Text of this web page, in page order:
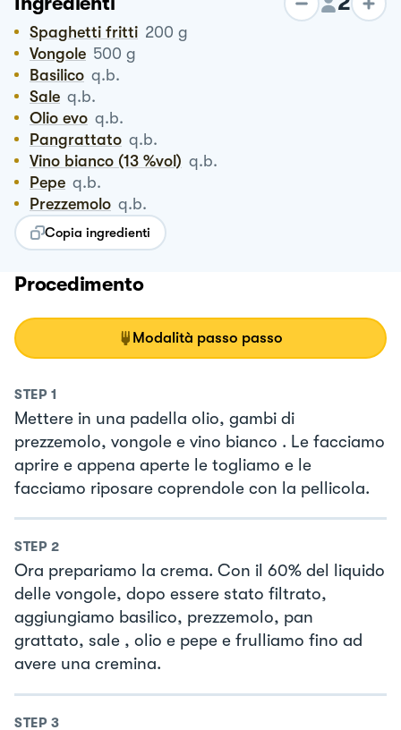
Spaghetti fritti 200 g
Vongole 500 g
Basilico q.b.
Sale q.b.
Olio evo q.b.
Pangrattato q.b.
Vino bianco (13 %vol) q.b.
Pepe q.b.
Prezzemolo q.b.
Copia ingredienti
Procedimento
Modalità passo passo
STEP 1
Mettere in una padella olio, gambi di
prezzemolo, vongole e vino bianco . Le facciamo
aprire e appena aperte le togliamo e le
facciamo riposare coprendole con la pellicola.
STEP 2
Ora prepariamo la crema. Con il 60% del liquido
delle vongole, dopo essere stato filtrato,
aggiungiamo basilico, prezzemolo, pan
grattato, sale , olio e pepe e frulliamo fino ad
avere una cremina.
STEP 3